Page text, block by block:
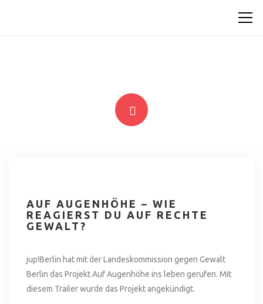
AUF AUGENHÖHE – WIE
REAGIERST DU AUF RECHTE
GEWALT?
jup!Berlin hat mit der Landeskommission gegen Gewalt
Berlin das Projekt Auf Augenhöhe ins leben gerufen. Mit
diesem Trailer wurde das Projekt angekündigt.